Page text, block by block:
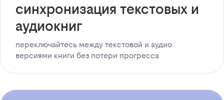
синхронизация текстовых и
аудиокниг
переключайтесь между текстовой и аудио
версиями книги без потери прогресса